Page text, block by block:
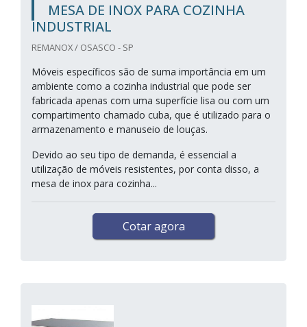
MESA DE INOX PARA COZINHA
INDUSTRIAL
REMANOX / OSASCO - SP
Móveis específicos são de suma importância em um
ambiente como a cozinha industrial que pode ser
fabricada apenas com uma superfície lisa ou com um
compartimento chamado cuba, que é utilizado para o
armazenamento e manuseio de louças.
Devido ao seu tipo de demanda, é essencial a
utilização de móveis resistentes, por conta disso, a
mesa de inox para cozinha...
Cotar agora